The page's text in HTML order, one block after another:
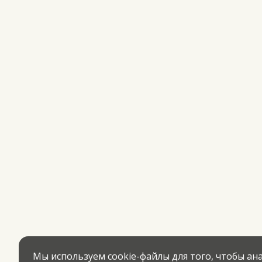
Мы используем cookie-файлы для того, чтобы